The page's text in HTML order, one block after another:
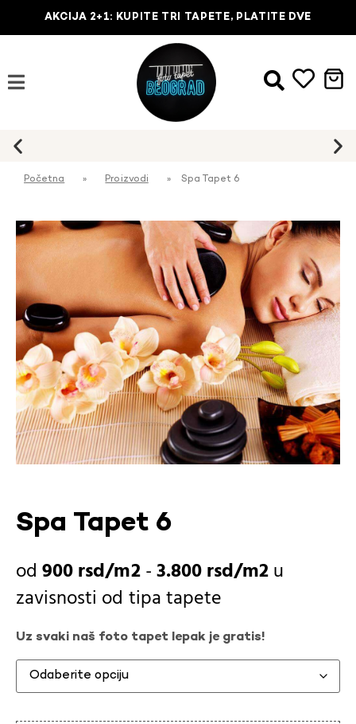
AKCIJA 2+1: KUPITE TRI TAPETE, PLATITE DVE
Početna » Proizvodi » Spa Tapet 6
Spa Tapet 6
900rsd -3.800rsd
u
zavisnosti od tipa tapete
Uz svaki naš foto tapet lepak je gratis!